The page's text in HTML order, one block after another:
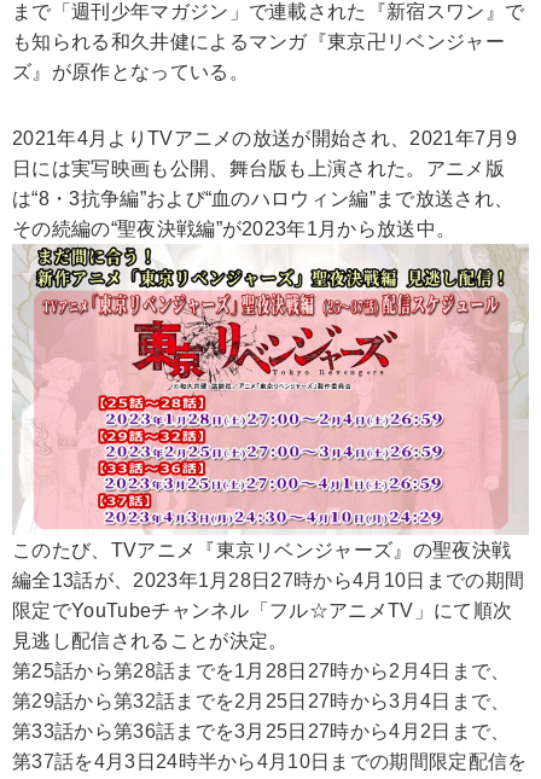
まで「週刊少年マガジン」で連載された『新宿スワン』で
も知られる和久井健によるマンガ『東京卍リベンジャー
ズ』が原作となっている。
2021年4月よりTVアニメの放送が開始され、2021年7月9
日には実写映画も公開、舞台版も上演された。アニメ版
は“8・3抗争編”および“血のハロウィン編”まで放送され、
その続編の“聖夜決戦編”が2023年1月から放送中。
このたび、TVアニメ『東京リベンジャーズ』の聖夜決戦
編全13話が、2023年1月28日27時から4月10日までの期間
限定でYouTubeチャンネル「フル☆アニメTV」にて順次
見逃し配信されることが決定。
第25話から第28話までを1月28日27時から2月4日まで、
第29話から第32話までを2月25日27時から3月4日まで、
第33話から第36話までを3月25日27時から4月2日まで、
第37話を4月3日24時半から4月10日までの期間限定配信を